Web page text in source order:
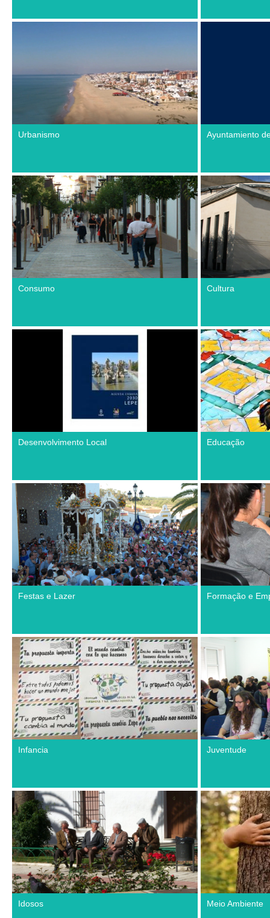
Urbanismo Ayuntamiento
Consumo Cultura
Desenvolvimento Local Educação
Festas e Lazer Formação e
Infancia Juventude
Idosos Meio Ambiente